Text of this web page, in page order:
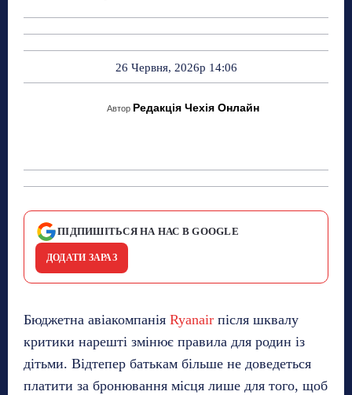
26 Червня, 2026р 14:06
Автор Редакція Чехія Онлайн
ПІДПИШІТЬСЯ НА НАС В GOOGLE
ДОДАТИ ЗАРАЗ
Бюджетна авіакомпанія Ryanair після шквалу
критики нарешті змінює правила для родин із
дітьми. Відтепер батькам більше не доведеться
платити за бронювання місця лише для того, щоб